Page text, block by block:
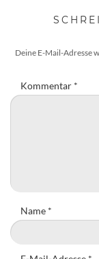
Deine E-Mail-Adresse
Kommentar *
Name *